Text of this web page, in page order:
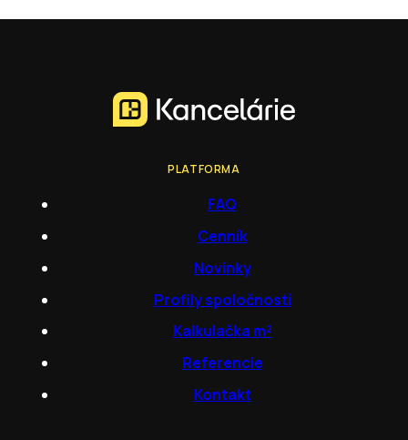
PLATFORMA
FAQ
Cenník
Novinky
Profily spoločností
Kalkulačka m²
Referencie
Kontakt